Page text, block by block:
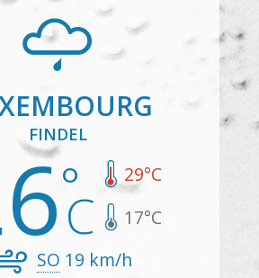
FINDEL
29°C
17°C
SO 19 km/h